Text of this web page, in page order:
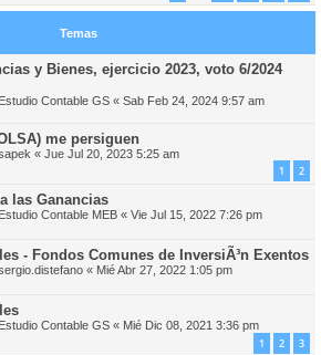
Temas
y Bienes, ejercicio 2023, voto 6/2024
Estudio Contable GS « Sab Feb 24, 2024 9:57 am
me persiguen
« Jue Jul 20, 2023 5:25 am
1 2
las Ganancias
Estudio Contable MEB « Vie Jul 15, 2022 7:26 pm
- Fondos Comunes de InversiÃ³n Exentos
« Mié Abr 27, 2022 1:05 pm
Estudio Contable GS « Mié Dic 08, 2021 3:36 pm
1 2 3